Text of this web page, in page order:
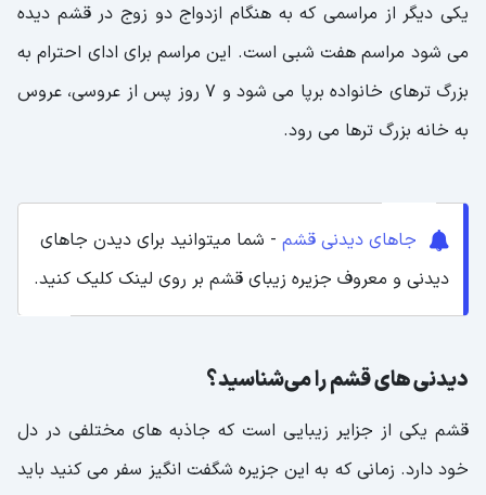
یکی دیگر از مراسمی که به هنگام ازدواج دو زوج در قشم دیده
می شود مراسم هفت شبی است. این مراسم برای ادای احترام به
بزرگ ترهای خانواده برپا می شود و 7 روز پس از عروسی، عروس
به خانه بزرگ ترها می رود.
جاهای دیدنی قشم - شما میتوانید برای دیدن جاهای
دیدنی و معروف جزیره زیبای قشم بر روی لینک کلیک کنید.
دیدنی های قشم را می‌شناسید؟
قشم یکی از جزایر زیبایی است که جاذبه های مختلفی در دل
خود دارد. زمانی که به این جزیره شگفت انگیز سفر می کنید باید